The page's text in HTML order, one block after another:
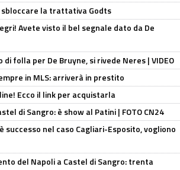
sbloccare la trattativa Godts
Avete visto il bel segnale dato da De
folla per De Bruyne, si rivede Neres | VIDEO
in MLS: arriverà in prestito
Ecco il link per acquistarla
di Sangro: è show al Patini | FOTO CN24
successo nel caso Cagliari-Esposito, vogliono
del Napoli a Castel di Sangro: trenta